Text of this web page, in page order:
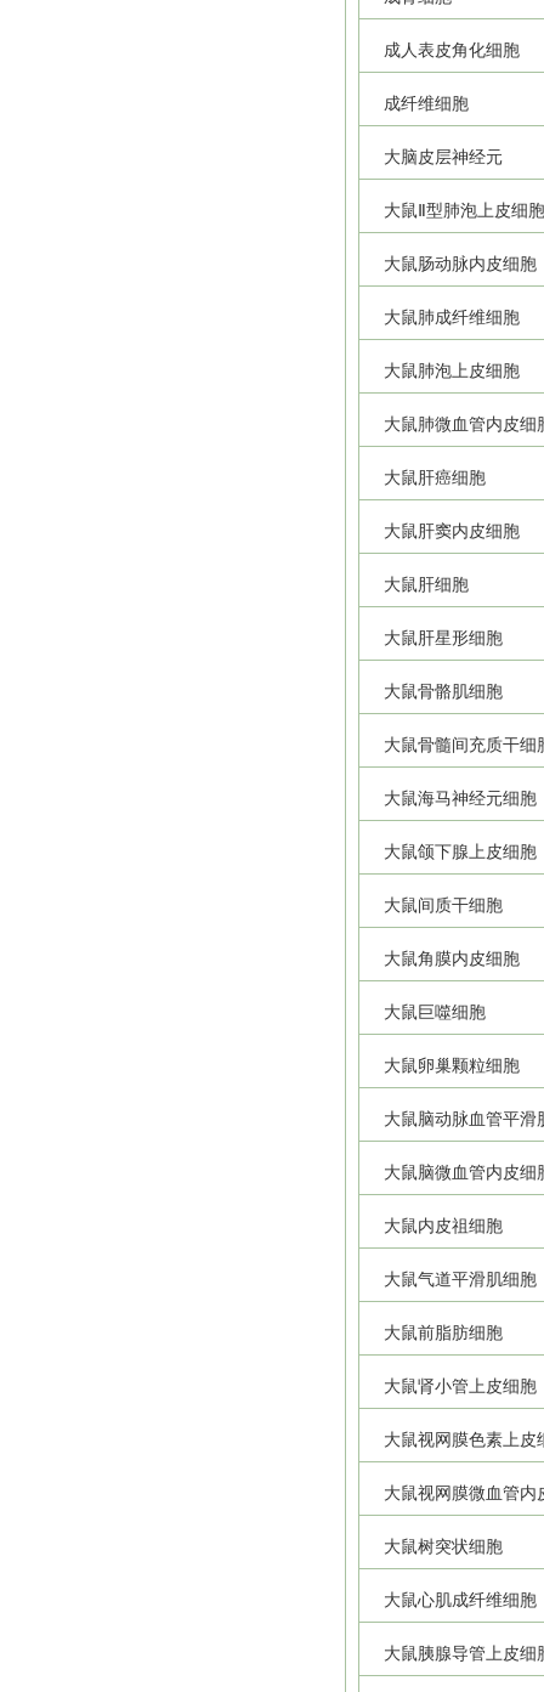
成人表皮角化细胞
成纤维细胞
大脑皮层神经元
大鼠Ⅱ型肺泡上皮细胞
大鼠肠动脉内皮细胞
大鼠肺成纤维细胞
大鼠肺泡上皮细胞
大鼠肺微血管内皮细
大鼠肝癌细胞
大鼠肝窦内皮细胞
大鼠肝细胞
大鼠肝星形细胞
大鼠骨骼肌细胞
大鼠骨髓间充质干细
大鼠海马神经元细胞
大鼠颌下腺上皮细胞
大鼠间质干细胞
大鼠角膜内皮细胞
大鼠巨噬细胞
大鼠卵巢颗粒细胞
大鼠脑动脉血管平滑
大鼠脑微血管内皮细
大鼠内皮祖细胞
大鼠气道平滑肌细胞
大鼠前脂肪细胞
大鼠肾小管上皮细胞
大鼠视网膜色素上皮
大鼠视网膜微血管内
大鼠树突状细胞
大鼠心肌成纤维细胞
大鼠胰腺导管上皮细